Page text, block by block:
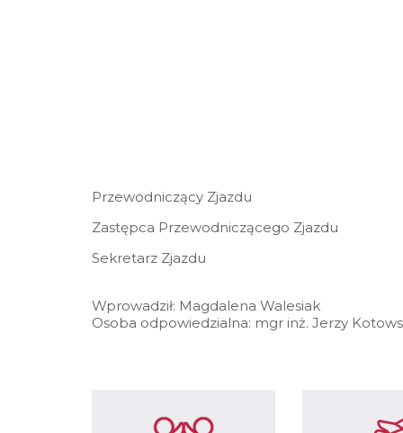
Przewodniczący Zjazdu
Zastępca Przewodniczącego Zjazdu
Sekretarz Zjazdu
Wprowadził: Magdalena Walesiak
Osoba odpowiedzialna: mgr inż. Jerzy